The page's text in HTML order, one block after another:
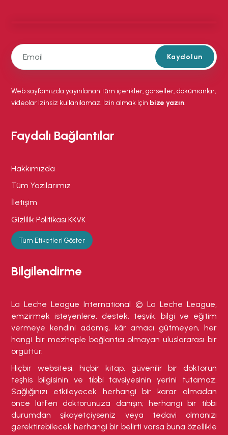
Kaydolun
Web sayfamızda yayınlanan tüm içerikler, görseller, dokümanlar,
videolar izinsiz kullanılamaz. İzin almak için bize yazın.
Faydalı Bağlantılar
Hakkımızda
Tüm Yazılarımız
İletişim
Gizlilik Politikası KKVK
Tüm Etiketleri Göster
Bilgilendirme
La Leche League International © La Leche League,
emzirmek isteyenlere, destek, teşvik, bilgi ve eğitim
vermeye kendini adamış, kâr amacı gütmeyen, her
hangi bir mezheple bağlantısı olmayan uluslararası bir
örgüttür.
Hiçbir websitesi, hiçbir kitap, güvenilir bir doktorun
teşhis bilgisinin ve tıbbi tavsiyesinin yerini tutamaz.
Sağlığınızı etkileyecek herhangi bir karar almadan
önce lütfen doktorunuza danışın; herhangi bir tıbbi
durumdan şikayetçiyseniz veya tedavi olmanızı
gerektirebilecek herhangi bir belirti varsa buna özellikle